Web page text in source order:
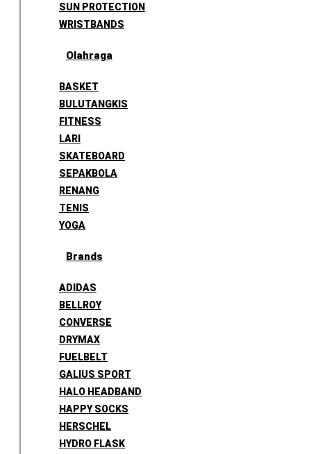
SUN PROTECTION
WRISTBANDS
Olahraga
BASKET
BULUTANGKIS
FITNESS
LARI
SKATEBOARD
SEPAKBOLA
RENANG
TENIS
YOGA
Brands
ADIDAS
BELLROY
CONVERSE
DRYMAX
FUELBELT
GALIUS SPORT
HALO HEADBAND
HAPPY SOCKS
HERSCHEL
HYDRO FLASK